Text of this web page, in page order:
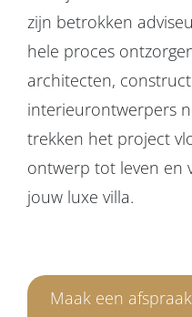
zijn betrokken
hele proces
architecten,
interieurontwerpers
trekken het project
ontwerp tot leven en
jouw luxe villa.
Maak een afspraak